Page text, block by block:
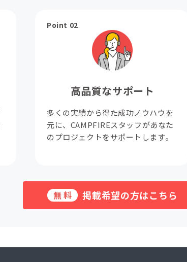
Point 02
高品質なサポート
多くの実績から得た成功ノウハウを
元に、CAMPFIREスタッフがあなた
のプロジェクトをサポートします。
無料 掲載希望の方はこちら